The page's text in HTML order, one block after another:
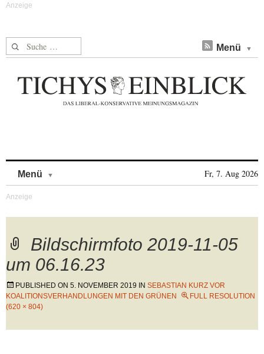
Suche nach: Menü
Menü Fr, 7. Aug 2026
Bildschirmfoto 2019-11-05
um 06.16.23
PUBLISHED ON 5. NOVEMBER 2019 IN SEBASTIAN KURZ VOR
KOALITIONSVERHANDLUNGEN MIT DEN GRÜNEN
FULL RESOLUTION
(620 × 804)